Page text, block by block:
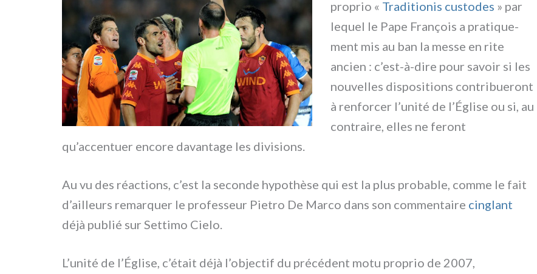
pro­prio « Traditionis custo­des » par
lequel le Pape François a pra­ti­que­
ment mis au ban la mes­se en rite
ancien : c’est-à-dire pour savoir si les
nou­vel­les dispo­si­tions con­tri­bue­ront
à ren­for­cer l’unité de l’Église ou si, au
con­trai­re, elles ne feront
qu’accentuer enco­re davan­ta­ge les divi­sions.
Au vu des réac­tions, c’est la secon­de hypo­thè­se qui est la plus pro­ba­ble, com­me le fait
d’ailleurs remar­quer le pro­fes­seur Pietro De Marco dans son com­men­tai­re cin­glant
déjà publié sur Settimo Cielo.
L’unité de l’Église, c’était déjà l’objectif du pré­cé­dent motu pro­prio de 2007,